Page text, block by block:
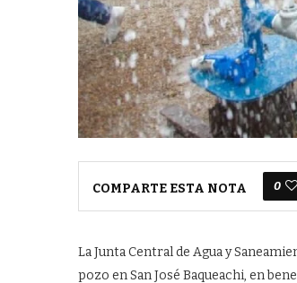
COMPARTE ESTA NOTA 0
La Junta Central de Agua y
pozo en San José Baqueachi, en